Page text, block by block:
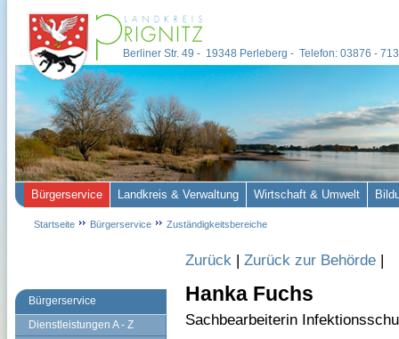
Bürgerservice
Dienstleistungen A - Z
Zurück | Zurück zur Behörde |
Hanka Fuchs
Sachbearbeiterin
Berliner Str. 49 - 19348 Perleberg - Telefon: 03876 -
Bürgerservice Landkreis & Verwaltung Wirtschaft & Umwelt
Startseite Bürgerservice Zuständigkeitsbereiche